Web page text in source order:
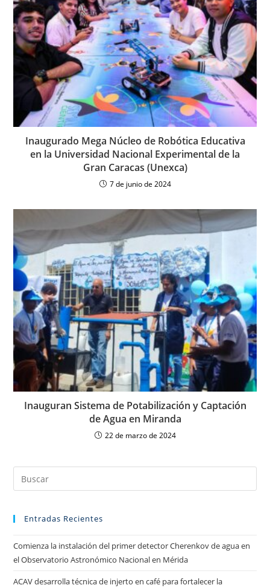
Inaugurado Mega Núcleo de Robótica Educativa
en la Universidad Nacional Experimental de la
Gran Caracas (Unexca)
7 de junio de 2024
Inauguran Sistema de Potabilización y Captación
de Agua en Miranda
22 de marzo de 2024
Entradas Recientes
Comienza la instalación del primer detector Cherenkov de agua en
el Observatorio Astronómico Nacional en Mérida
ACAV desarrolla técnica de injerto en café para fortalecer la